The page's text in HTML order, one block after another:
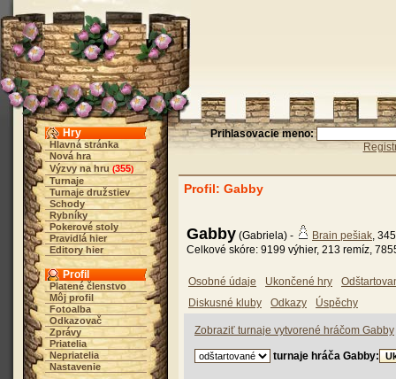
Hry
Hlavná stránka
Nová hra
Výzvy na hru (355)
Turnaje
Turnaje družstiev
Schody
Rybníky
Pokerové stoly
Pravidlá hier
Editory hier
Profil
Platené členstvo
Môj profil
Fotoalba
Odkazovač
Zprávy
Priatelia
Nepriatelia
Nastavenie
Prihlasovacie meno:
Profil: Gabby
Gabby (Gabriela) - Brain pešiak,
Celkové skóre: 9199 výhier, 213 remíz,
Osobné údaje Ukončené hry
Diskusné kluby
Odkazy Úspěchy
Zobraziť turnaje vytvorené hráčom Gabby
turnaje hráča Gabby: